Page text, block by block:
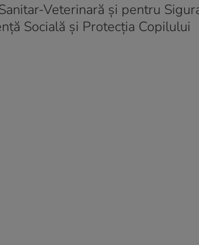
Veterinară și pentru
Socială și Protecția Copilului